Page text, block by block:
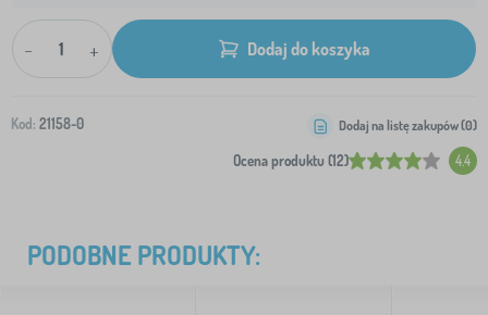
- + Dodaj do koszyka
Kod: 21158-0
Ocena produktu (12) 4.4
Dodaj na listę zakupów (0)
PODOBNE PRODUKTY: